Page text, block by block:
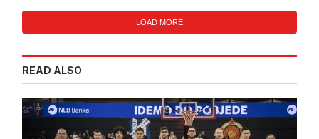
LOAD MORE
READ ALSO